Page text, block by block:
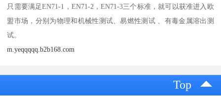
只需要满足EN71-1，EN71-2，EN71-3三个标准，就可以获准进入欧
盟市场，分别为物理和机械性测试、易燃性测试 、有毒金属溶出测
试。
m.yeqqqqq.b2b168.com
Top